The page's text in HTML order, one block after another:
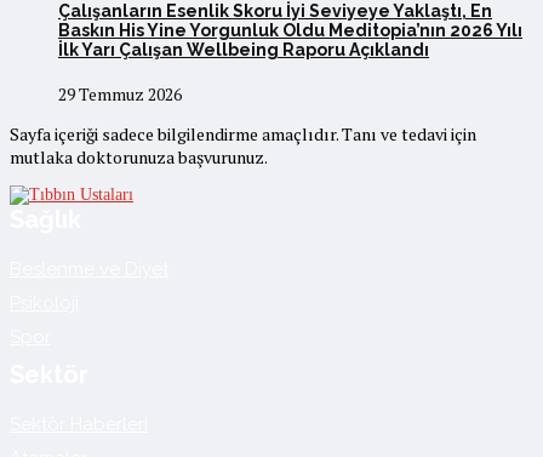
Çalışanların Esenlik Skoru İyi Seviyeye Yaklaştı, En
Baskın His Yine Yorgunluk Oldu Meditopia’nın 2026 Yılı
İlk Yarı Çalışan Wellbeing Raporu Açıklandı
29 Temmuz 2026
Sayfa içeriği sadece bilgilendirme amaçlıdır. Tanı ve tedavi için
mutlaka doktorunuza başvurunuz.